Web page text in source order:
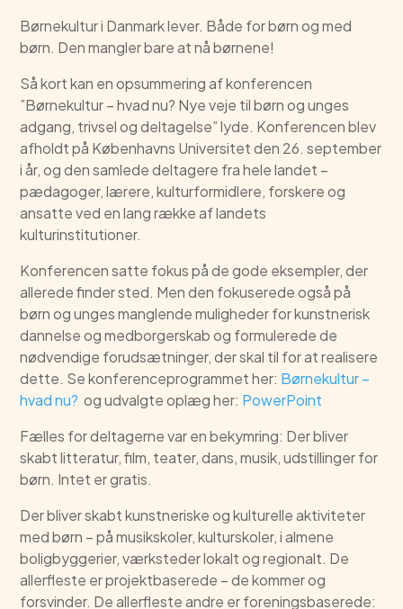
Børnekultur i Danmark lever. Både for børn og med
børn. Den mangler bare at nå børnene!
Så kort kan en opsummering af konferencen
”Børnekultur – hvad nu? Nye veje til børn og unges
adgang, trivsel og deltagelse” lyde. Konferencen blev
afholdt på Københavns Universitet den 26. september
i år, og den samlede deltagere fra hele landet –
pædagoger, lærere, kulturformidlere, forskere og
ansatte ved en lang række af landets
kulturinstitutioner.
Konferencen satte fokus på de gode eksempler, der
allerede finder sted. Men den fokuserede også på
børn og unges manglende muligheder for kunstnerisk
dannelse og medborgerskab og formulerede de
nødvendige forudsætninger, der skal til for at realisere
dette. Se konferenceprogrammet her: Børnekultur –
hvad nu? og udvalgte oplæg her: PowerPoint
Fælles for deltagerne var en bekymring: Der bliver
skabt litteratur, film, teater, dans, musik, udstillinger for
børn. Intet er gratis.
Der bliver skabt kunstneriske og kulturelle aktiviteter
med børn – på musikskoler, kulturskoler, i almene
boligbyggerier, værksteder lokalt og regionalt. De
allerfleste er projektbaserede – de kommer og
forsvinder. De allerfleste andre er foreningsbaserede: